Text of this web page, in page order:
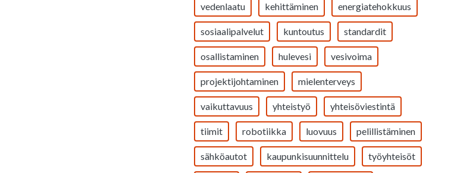
vedenlaatu kehittäminen energiatehokkuus
sosiaalipalvelut kuntoutus standardit
osallistaminen hulevesi vesivoima
projektijohtaminen mielenterveys
vaikuttavuus yhteistyö yhteisöviestintä
tiimit robotiikka luovuus pelillistäminen
sähköautot kaupunkisuunnittelu työyhteisöt